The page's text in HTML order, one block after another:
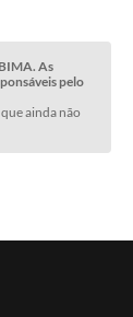
As
pelo
ainda não